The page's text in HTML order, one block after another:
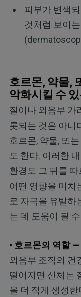
피부가 변색
것처럼 보이
호르몬, 약물,
악화시킬 수
질이나 외음부 가
롯되는 것은 아니
호르몬, 약물, 또
도 한다. 이러한
환경도 그 뒤를
어떤 영향을 미치
로 자극을 유발하
는 데 도움이 될
• 호르몬의 역할 —
외음부 조직의 건
떨어지면 신체는
을 더 적게 생성